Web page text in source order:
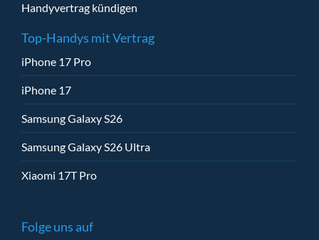
Handyvertrag kündigen
Top-Handys mit Vertrag
iPhone 17 Pro
iPhone 17
Samsung Galaxy S26
Samsung Galaxy S26 Ultra
Xiaomi 17T Pro
Folge uns auf